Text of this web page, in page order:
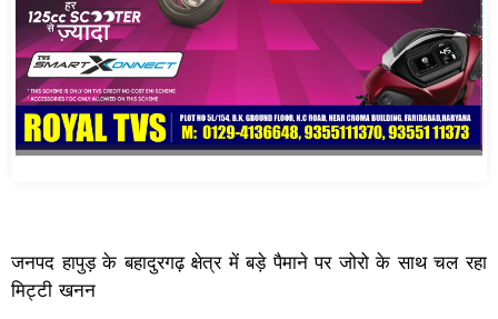
जनपद हापुड़ के बहादुरगढ़ क्षेत्र में बड़े पैमाने पर जोरो के साथ चल रहा
मिट्टी खनन